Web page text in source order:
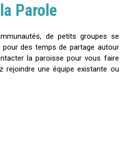
Parole
de petits groupes se
pour des temps de partage autour
la paroisse pour vous faire
rejoindre une équipe existante ou